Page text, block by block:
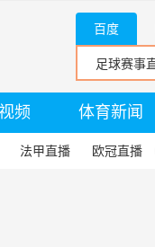
百度
频 体育新闻
法甲直播 欧冠直播